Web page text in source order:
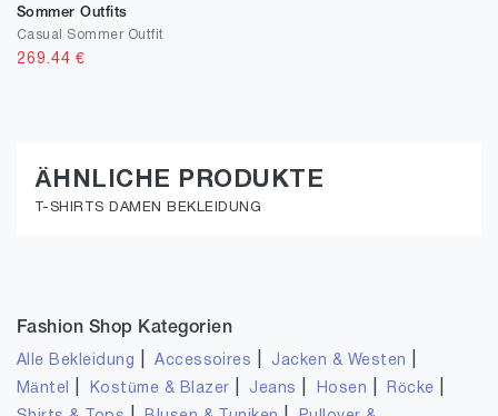
Sommer Outfits
Casual Sommer Outfit
269.44 €
ÄHNLICHE PRODUKTE
T-SHIRTS DAMEN BEKLEIDUNG
Fashion Shop Kategorien
Alle Bekleidung |Accessoires Jacken & Westen
Mäntel Kostüme & Blazer Jeans Hosen Röcke